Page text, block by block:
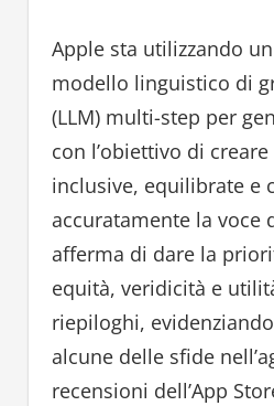
Apple sta utilizzando
modello linguistico di
(LLM) multi-step per
con l’obiettivo di
inclusive, equilibrate e
accuratamente la voce
afferma di dare la
equità, veridicità e
riepiloghi,
alcune delle sfide
recensioni dell’App